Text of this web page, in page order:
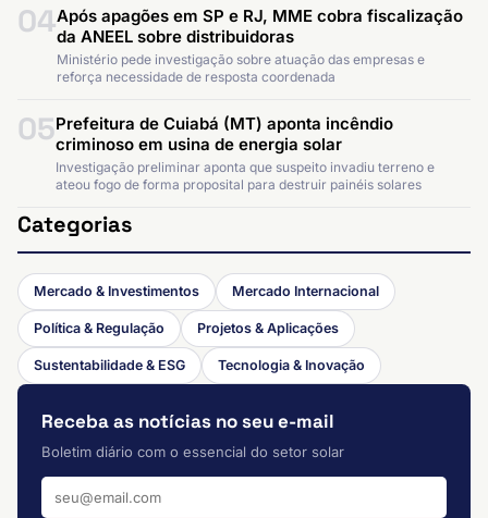
04Após apagões em SP e RJ, MME cobra fiscalização
da ANEEL sobre distribuidoras
Ministério pede investigação sobre atuação das empresas e
reforça necessidade de resposta coordenada
05Prefeitura de Cuiabá (MT) aponta incêndio
criminoso em usina de energia solar
Investigação preliminar aponta que suspeito invadiu terreno e
ateou fogo de forma proposital para destruir painéis solares
Categorias
Mercado & Investimentos Mercado Internacional
Política & Regulação Projetos & Aplicações
Sustentabilidade & ESG Tecnologia & Inovação
Receba as notícias no seu e-mail
Boletim diário com o essencial do setor solar